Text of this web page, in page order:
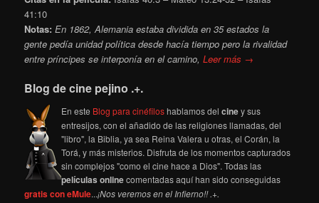
41:10
Notas:En 1862, Alemania estaba dividida en 35 estados la
gente pedía unidad política desde hacía tiempo pero la rivalidad
entre príncipes se interponía en el camino,Leer más →
Blog de cine pejino .+.
En este Blog para cinéfiloshablamos delciney sus
entresijos, con el añadido de las religiones llamadas, del
"libro", la Biblia, ya sea Reina Valera u otras, el Corán, la
Torá, y más misterios. Disfruta de los momentos capturados
sin complejos "como el cine hace a Dios". Todas las
películas onlinecomentadas aquí han sido conseguidas
gratis con eMule...¡Nos veremos en el Infierno!! .+.